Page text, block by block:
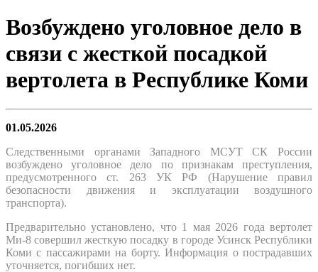
Возбуждено уголовное дело в
связи с жесткой посадкой
вертолета в Республике Коми
01.05.2026
Следственными органами Западного МСУТ СК России
возбуждено уголовное дело по признакам преступления,
предусмотренного ст. 263 УК РФ (Нарушение правил
безопасности движения и эксплуатации воздушного
транспорта).
Предварительно установлено, что 1 мая 2026 года вертолет
Ми-8 совершил жесткую посадку в городе Усинск Республики
Коми с пассажирами на борту. Информация о пострадавших
уточняется, погибших нет.